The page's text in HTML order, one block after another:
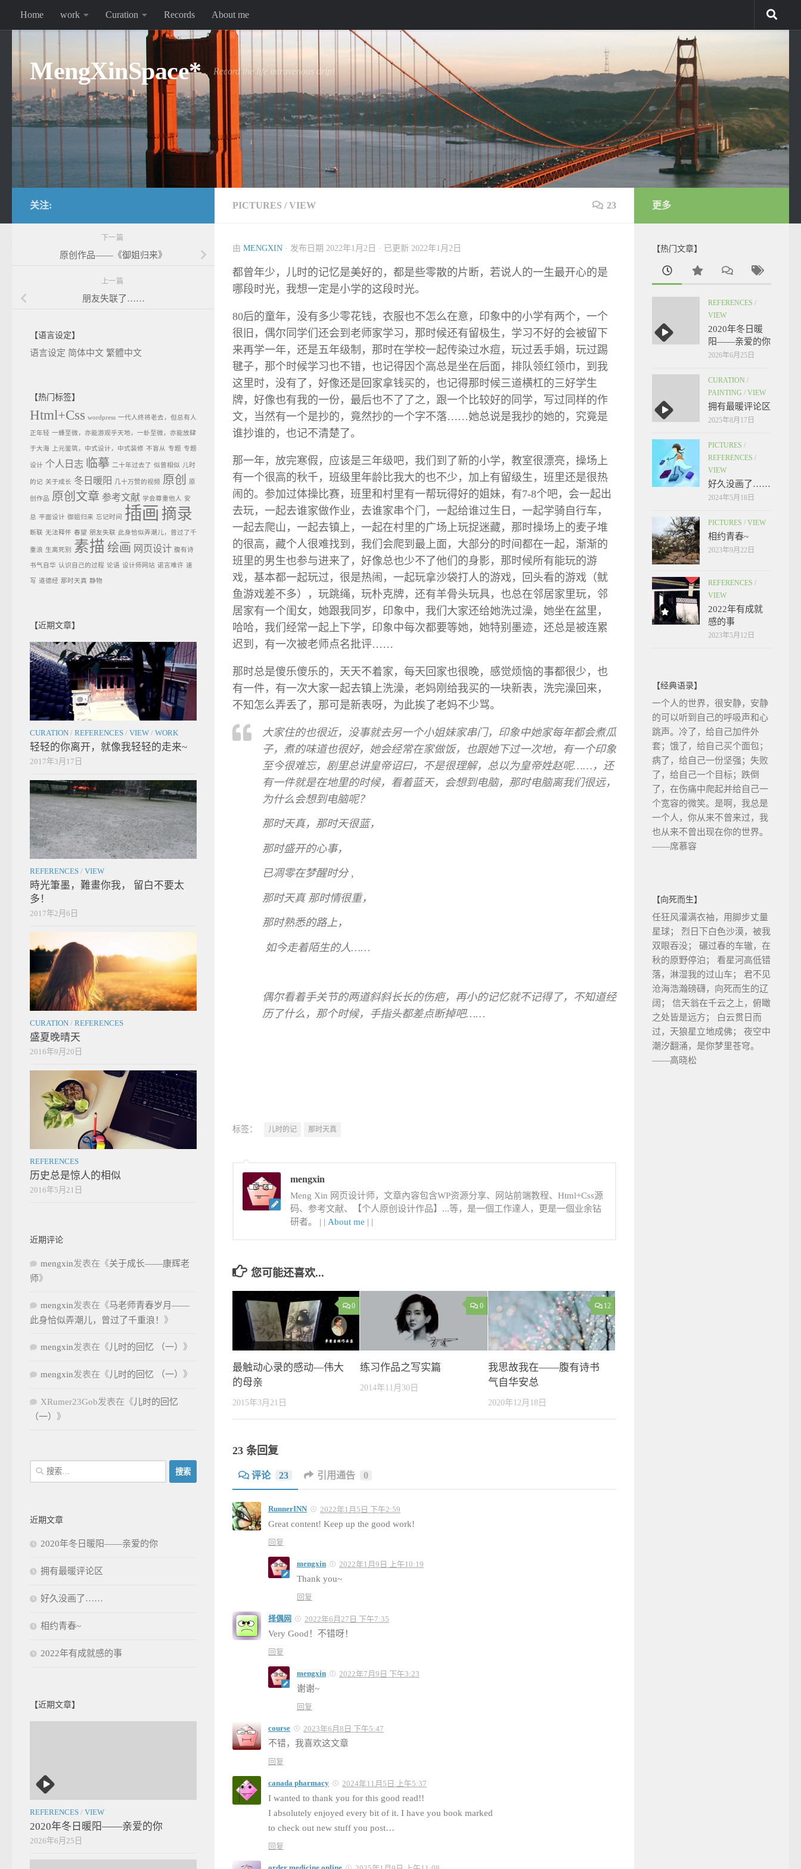
跳至内容
Home work Curation Records About me
MengXinSpace* Record the life intravenous drip!
PICTURES / VIEW 23
由 MENGXIN · 发布日期 2022年1月2日 · 已更新 2022年1月2日
都曾年少，儿时的记忆是美好的，都是些零散的片断，若说人的一生最开心的是
哪段时光，我想一定是小学的这段时光。
80后的童年，没有多少零花钱，衣服也不怎么在意，印象中的小学有两个，一个
很旧，偶尔同学们还会到老师家学习，那时候还有留极生，学习不好的会被留下
来再学一年，还是五年级制，那时在学校一起传染过水痘，玩过丢手娟，玩过踢
毽子，那个时候学习也不错，也记得因个高总是坐在后面，排队领红领巾，到我
这里时，没有了，好像还是回家拿钱买的，也记得那时候三道横杠的三好学生
牌，好像也有我的一份，最后也不了了之，跟一个比较好的同学，写过同样的作
文，当然有一个是抄的，竟然抄的一个字不落……她总说是我抄的她的，究竟是
谁抄谁的，也记不清楚了。
那一年，放完寒假，应该是三年级吧，我们到了新的小学，教室很漂亮，操场上
有一个很高的秋千，班级里年龄比我大的也不少，加上有留级生，班里还是很热
闹的。参加过体操比赛，班里和村里有一帮玩得好的姐妹，有7-8个吧，会一起出
去玩，一起去谁家做作业，去谁家串个门，一起给谁过生日，一起学骑自行车，
一起去爬山，一起去镇上，一起在村里的广场上玩捉迷藏，那时操场上的麦子堆
的很高，藏个人很难找到，我们会爬到最上面，大部分的时间都在一起，渐渐的
班里的男生也参与进来了，好像总也少不了他们的身影，那时候所有能玩的游
戏，基本都一起玩过，很是热闹，一起玩拿沙袋打人的游戏，回头看的游戏（鱿
鱼游戏差不多），玩跳绳，玩朴克牌，还有羊骨头玩具，也总在邻居家里玩，邻
居家有一个闺女，她跟我同岁，印象中，我们大家还给她洗过澡，她坐在盆里，
哈哈，我们经常一起上下学，印象中每次都要等她，她特别墨迹，还总是被连累
迟到，有一次被老师点名批评……
那时总是傻乐傻乐的，天天不着家，每天回家也很晚，感觉烦恼的事都很少，也
有一件，有一次大家一起去镇上洗澡，老妈刚给我买的一块新表，洗完澡回来，
不知怎么弄丢了，那可是新表呀，为此挨了老妈不少骂。
大家住的也很近，没事就去另一个小姐妹家串门，印象中她家每年都会煮瓜
子，煮的味道也很好，她会经常在家做饭，也跟她下过一次地，有一个印象
至今很难忘，剧里总讲皇帝诏曰，不是很理解，总以为皇帝姓赵呢……，还
有一件就是在地里的时候，看着蓝天，会想到电脑，那时电脑离我们很远，
为什么会想到电脑呢？
那时天真，那时天很蓝，
那时盛开的心事，
已凋零在梦醒时分 ,
那时天真 那时情很重，
那时熟悉的路上，
如今走着陌生的人……
偶尔看着手关节的两道斜斜长长的伤疤，再小的记忆就不记得了，不知道经
历了什么，那个时候，手指头都差点断掉吧……
标签： 儿时的记 那时天真
mengxin
Meng Xin 网页设计师，文章內容包含WP资源分享、网站前端教程、Html+Css源
码、参考文献、【个人原创设计作品】...等，是一個工作達人，更是一個业余钻
研者。 | | About me | |
您可能还喜欢...
0
最触动心录的感动—伟大
的母亲
2015年3月21日
0
练习作品之写实篇
2014年11月30日
12
我思故我在——腹有诗书
气自华安总
2020年12月18日
23 条回复
评论 23 引用通告 0
RunnerINN 2022年1月5日 下午2:59
Great content! Keep up the good work!
回复
mengxin 2022年1月9日 上午10:19
Thank you~
回复
择偶网 2022年6月27日 下午7:35
Very Good！不错呀！
回复
mengxin 2022年7月9日 下午3:23
谢谢~
回复
course 2023年6月8日 下午5:47
不错，我喜欢这文章
回复
canada pharmacy 2024年11月5日 上午5:37
I wanted to thank you for this good read!!
I absolutely enjoyed every bit of it. I have you book marked
to check out new stuff you post…
回复
关注:
下一篇
原创作品——《御姐归来》
上一篇
朋友失联了……
【语言设定】
语言设定 简体中文 繁體中文
【热门标签】
Html+Css wordpress 一代人终将老去，但总有人
正年轻 一蜂至微，亦能游观乎天地，一虲至微，亦能放肆
于大海 上元鉴筑，中式设计，中式装修 不盲从 专题 专题
设计 个人日志 临摹 二十年过去了 似曾相似 儿时
的记 关于成长 冬日暖阳 几十万赞的视频 原创 原
创作品 原创文章 参考文献 学会尊重他人 安
总 平面设计 御姐归来 忘记时间 插画 摘录
断联 无法释怀 春望 朋友失联 此身恰似弄潮儿，曾过了千
重浪 生离死别 素描 绘画 网页设计 腹有诗
书气自华 认识自己的过程 论语 设计师网站 诺言难许 速
写 道德经 那时天真 静物
【近期文章】
CURATION / REFERENCES / VIEW / WORK
轻轻的你离开，就像我轻轻的走来~
2017年3月17日
REFERENCES / VIEW
時光筆墨，難畫你我， 留白不要太
多！
2017年2月6日
CURATION / REFERENCES
盛夏晚晴天
2016年9月20日
REFERENCES
历史总是惊人的相似
2016年5月21日
近期评论
mengxin发表在《关于成长——康辉老
师》
mengxin发表在《马老师青春岁月——
此身恰似弄潮儿，曾过了千重浪！ 》
mengxin发表在《 儿时的回忆 （一） 》
mengxin发表在《 儿时的回忆 （一） 》
XRumer23Gob发表在《 儿时的回忆
（一） 》
搜
索：
近期文章
2020年冬日暖阳——亲爱的你
拥有最暖评论区
好久没画了……
相约青春~
2022年有成就感的事
【近期文章】
REFERENCES / VIEW
2020年冬日暖阳——亲爱的你
2026年6月25日
更多
【热门文章】
REFERENCES /
VIEW
2020年冬日暖
阳——亲爱的你
2026年6月25日
CURATION /
PAINTING / VIEW
拥有最暖评论区
2025年8月17日
PICTURES /
REFERENCES /
VIEW
好久没画了……
2024年5月18日
PICTURES / VIEW
相约青春~
2023年9月22日
REFERENCES /
VIEW
2022年有成就
感的事
2023年5月12日
【经典语录】
一个人的世界，很安静，安静
的可以听到自己的呼吸声和心
跳声。冷了，给自己加件外
套；饿了，给自己买个面包；
病了，给自己一份坚强；失败
了，给自己一个目标；跌倒
了，在伤痛中爬起并给自己一
个宽容的微笑。是啊，我总是
一个人，你从来不曾来过，我
也从来不曾出现在你的世界。
——席慕容
【向死而生】
任狂风灌满衣袖，用脚步丈量
星球； 烈日下白色沙漠，被我
双眼吞没； 碾过春的车辙，在
秋的原野停泊； 看星河高低错
落，淋湿我的过山车； 君不见
沧海浩瀚磅礴，向死而生的辽
阔； 信天翁在千云之上，俯瞰
之处皆是远方； 白云贯日而
过，天狼星立地成佛； 夜空中
潮汐翻涌，是你梦里苍穹。
——高晓松